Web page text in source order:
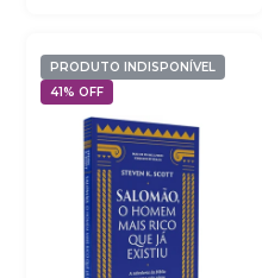
PRODUTO INDISPONÍVEL
41% OFF